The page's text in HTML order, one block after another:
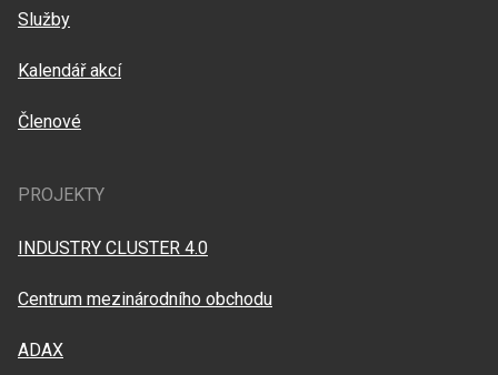
Služby
Kalendář akcí
Členové
PROJEKTY
INDUSTRY CLUSTER 4.0
Centrum mezinárodního obchodu
ADAX